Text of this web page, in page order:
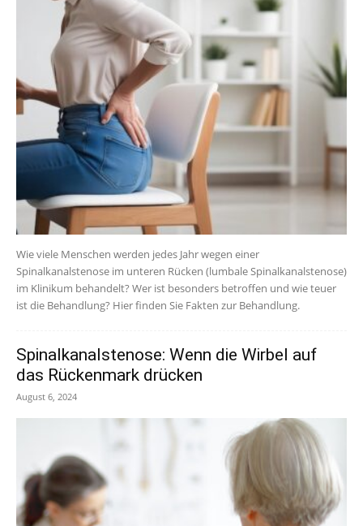
Wie viele Menschen werden jedes Jahr wegen einer
Spinalkanalstenose im unteren Rücken (lumbale Spinalkanalstenose)
im Klinikum behandelt? Wer ist besonders betroffen und wie teuer
ist die Behandlung? Hier finden Sie Fakten zur Behandlung.
Spinalkanalstenose: Wenn die Wirbel auf
das Rückenmark drücken
August 6, 2024